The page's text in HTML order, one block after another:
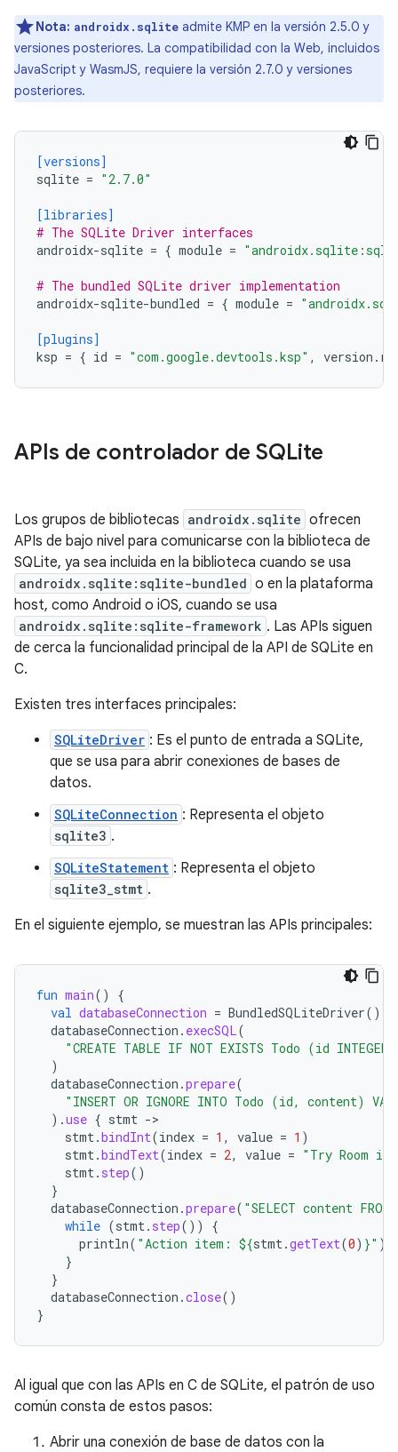
Nota: androidx.sqlite admite KMP en la versión 2.5.0 y
versiones posteriores. La compatibilidad con la Web, incluidos
JavaScript y WasmJS, requiere la versión 2.7.0 y versiones
posteriores.
[versions]
sqlite = "2.7.0"
[libraries]
# The SQLite Driver interfaces
androidx-sqlite = { module =
# The bundled SQLite driver implementation
androidx-sqlite-bundled = { module =
[plugins]
ksp = { id = "com.google.devtools.ksp" , version .
APIs de controlador de SQLite
Los grupos de bibliotecas androidx.sqlite ofrecen
APIs de bajo nivel para comunicarse con la biblioteca de
SQLite, ya sea incluida en la biblioteca cuando se usa
androidx.sqlite:sqlite-bundled o en la plataforma
host, como Android o iOS, cuando se usa
androidx.sqlite:sqlite-framework . Las APIs siguen
de cerca la funcionalidad principal de la API de SQLite en
C.
Existen tres interfaces principales:
SQLiteDriver : Es el punto de entrada a SQLite,
que se usa para abrir conexiones de bases de
datos.
SQLiteConnection : Representa el objeto
sqlite3 .
SQLiteStatement : Representa el objeto
sqlite3_stmt .
En el siguiente ejemplo, se muestran las APIs principales:
fun main()
{
val databaseConnection = BundledSQLiteDriver().
databaseConnection . execSQL(
"CREATE TABLE IF NOT EXISTS Todo (id
)
databaseConnection .prepare(
"INSERT OR IGNORE INTO Todo (id, content)
).use { stmt -
stmt.bindInt(index = 1 , value = 1 )
stmt.bindText(index = 2, value = "Try Room
stmt. step()
}
databaseConnection .prepare( "SELECT content
while (stmt. step())
{
println( "Action item: ${stmt.getText(0) }" )
}
}
databaseConnection .close()
}
Al igual que con las APIs en C de SQLite, el patrón de uso
común consta de estos pasos:
Abrir una conexión de base de datos con la